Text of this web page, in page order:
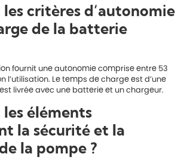
critères d’autonomie
de la batterie
fournit une autonomie comprise entre 53
l’utilisation. Le temps de charge est d’une
livrée avec une batterie et un chargeur.
éléments
la sécurité et la
la pompe ?